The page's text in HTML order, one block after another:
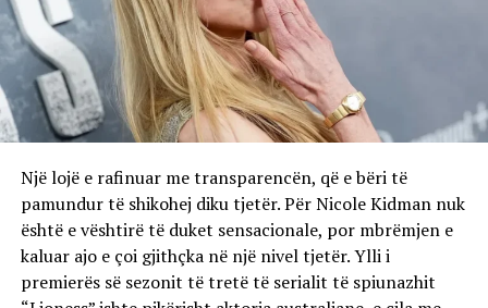
ndërton një raport harmonik me destinacionin ku
ndodhet. Përtej një qëndrimi tradicional, hoteli synon të
prezantojë karakterin e Rivierës Shqiptare përmes
eksperiencave që lidhen me detin, natyrën,
gastronominë dhe kulturën lokale.
Riviera Shqiptare po pozicionohet gjithnjë e më shumë
në hartën globale të udhëtimeve dhe Green Coast Hotel
po luan një rol të rëndësishëm në këtë histori të re
zhvillimi.
Një lojë e rafinuar me transparencën, që e bëri të
pamundur të shikohej diku tjetër. Për Nicole Kidman nuk
është e vështirë të duket sensacionale, por mbrëmjen e
kaluar ajo e çoi gjithçka në një nivel tjetër. Ylli i
premierës së sezonit të tretë të serialit të spiunazhit